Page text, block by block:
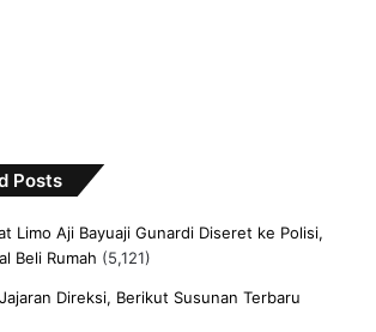
Posts
Limo Aji Bayuaji Gunardi Diseret ke Polisi,
Beli Rumah (5,121)
Direksi, Berikut Susunan Terbaru